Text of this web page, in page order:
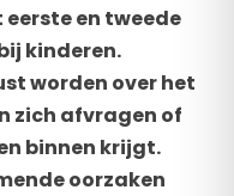
en tweede
kinderen.
worden over het
zich afvragen of
binnen krijgt.
oorzaken